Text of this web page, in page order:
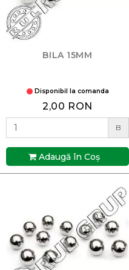
BILA 15MM
Disponibil la comanda
2,00 RON
B
Adaugă în Coş